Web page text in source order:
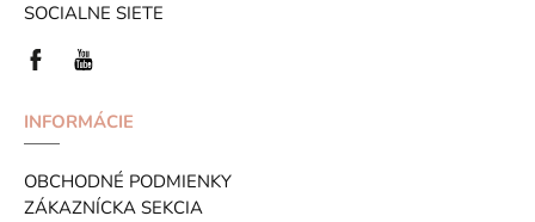
SOCIALNE SIETE
INFORMÁCIE
OBCHODNÉ PODMIENKY
ZÁKAZNÍCKA SEKCIA